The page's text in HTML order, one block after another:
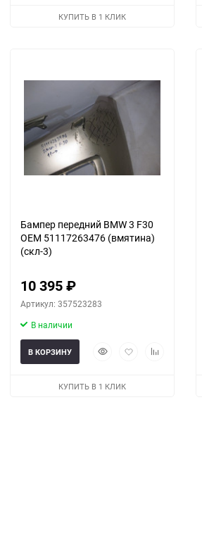
КУПИТЬ В 1 КЛИК
еще 1 фото
Бампер передний BMW 3 F30
OEM 51117263476 (вмятина)
(скл-3)
10 395₽
Артикул: 357523283
В наличии
БыстрыйДобавитьДобавить
В КОРЗИНУ
КУПИТЬ В 1 КЛИК